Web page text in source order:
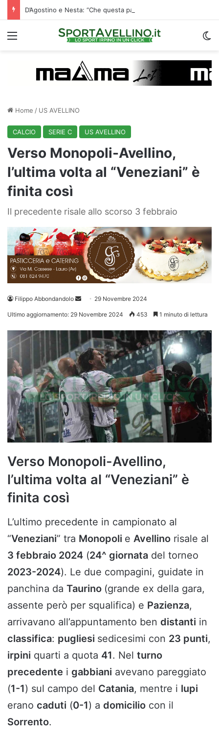
Menu
Home / US AVELLINO
CALCIO SERIE C US AVELLINO
Verso Monopoli-Avellino,
l’ultima volta al “Veneziani” è
finita così
Il precedente risale allo scorso 3 febbraio
Filippo Abbondandolo
Invia 29 Novembre 2024
Ultimo aggiornamento: 29 Novembre 2024 453 1 minuto di lettura
Verso Monopoli-Avellino,
l’ultima volta al “Veneziani” è
finita così
L’ultimo precedente in campionato al
“Veneziani” tra Monopoli e Avellino risale al
3 febbraio 2024 (24^ giornata del torneo
2023-2024). Le due compagini, guidate in
panchina da Taurino (grande ex della gara,
assente però per squalifica) e Pazienza,
arrivavano all’appuntamento ben distanti in
classifica: pugliesi sedicesimi con 23 punti,
irpini quarti a quota 41. Nel turno
precedente i gabbiani avevano pareggiato
(1-1) sul campo del Catania, mentre i lupi
erano caduti (0-1) a domicilio con il
Sorrento.